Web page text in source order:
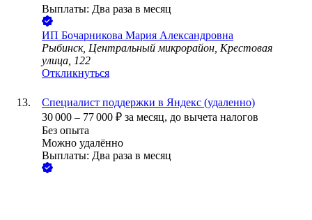
Выплаты: Два раза в месяц
ИП Бочарникова Мария Александровна
Рыбинск, Центральный микрорайон, Крестовая
улица, 122
Откликнуться
Специалист поддержки в Яндекс (удаленно)
30 000 – 77 000 ₽ за месяц, до вычета налогов
Без опыта
Можно удалённо
Выплаты: Два раза в месяц